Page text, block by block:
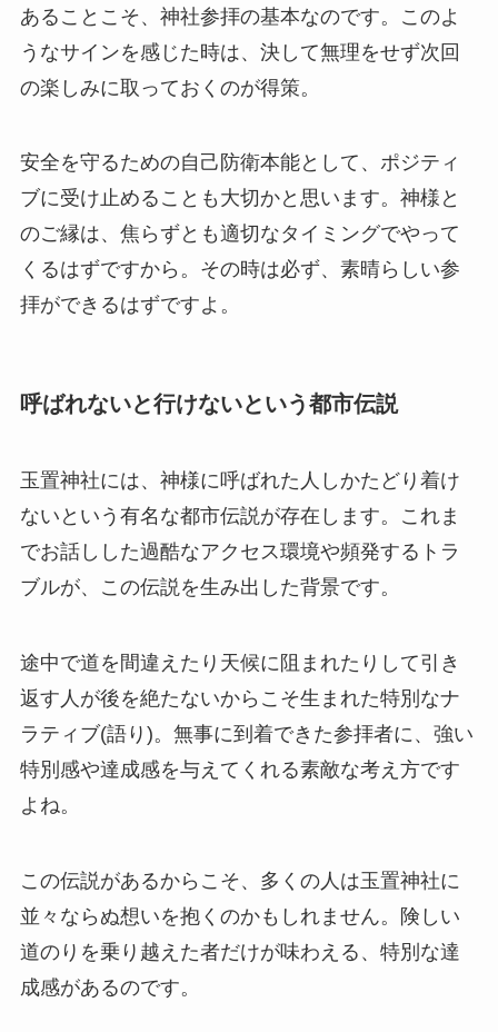
あることこそ、神社参拝の基本なのです。このよ
うなサインを感じた時は、決して無理をせず次回
の楽しみに取っておくのが得策。
安全を守るための自己防衛本能として、ポジティ
ブに受け止めることも大切かと思います。神様と
のご縁は、焦らずとも適切なタイミングでやって
くるはずですから。その時は必ず、素晴らしい参
拝ができるはずですよ。
呼ばれないと行けないという都市伝説
玉置神社には、神様に呼ばれた人しかたどり着け
ないという有名な都市伝説が存在します。これま
でお話しした過酷なアクセス環境や頻発するトラ
ブルが、この伝説を生み出した背景です。
途中で道を間違えたり天候に阻まれたりして引き
返す人が後を絶たないからこそ生まれた特別なナ
ラティブ(語り)。無事に到着できた参拝者に、強い
特別感や達成感を与えてくれる素敵な考え方です
よね。
この伝説があるからこそ、多くの人は玉置神社に
並々ならぬ想いを抱くのかもしれません。険しい
道のりを乗り越えた者だけが味わえる、特別な達
成感があるのです。